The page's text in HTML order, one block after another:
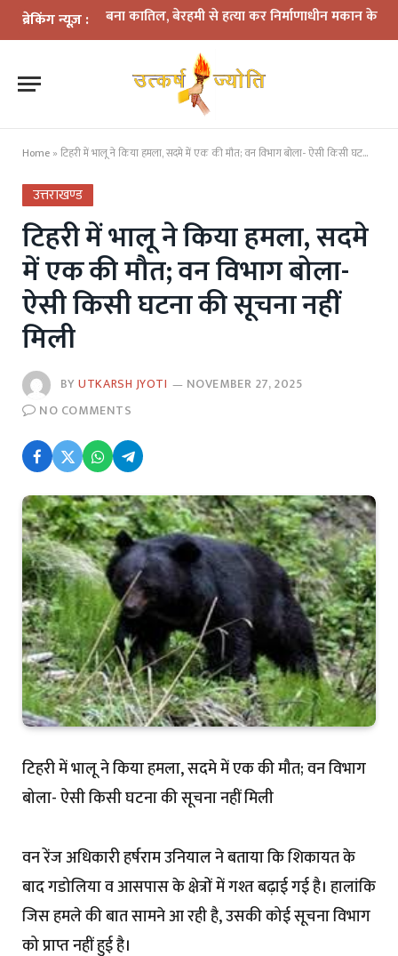
ब्रेकिंग न्यूज़ :
में दोस्त बना कातिल, बेरहमी से हत्या कर निर्माणाधीन मकान के पास फेंका शव
Home » टिहरी में भालू ने किया हमला, सदमे में एक की मौत; वन विभाग बोला- ऐसी किसी घटना की सूचना नहीं मिली
उत्तराखण्ड
टिहरी में भालू ने किया हमला, सदमे
में एक की मौत; वन विभाग बोला-
ऐसी किसी घटना की सूचना नहीं
मिली
BYUTKARSH JYOTI
NOVEMBER 27, 2025
NO COMMENTS
टिहरी में भालू ने किया हमला, सदमे में एक की मौत; वन विभाग
बोला- ऐसी किसी घटना की सूचना नहीं मिली
वन रेंज अधिकारी हर्षराम उनियाल ने बताया कि शिकायत के
बाद गडोलिया व आसपास के क्षेत्रों में गश्त बढ़ाई गई है। हालांकि
जिस हमले की बात सामने आ रही है, उसकी कोई सूचना विभाग
को प्राप्त नहीं हुई है।